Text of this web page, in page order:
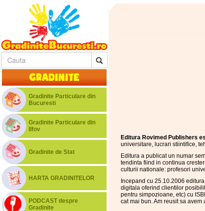
Gradinite
Gradinite Particulare din
Bucuresti
Gradinite Particulare din
Ilfov
Gradinite de Stat
HARTA GRADINITELOR
PODCAST despre
Gradinite
Editura Rovimed Publishers
universitare, lucrari stiintifice,
Editura a publicat un numar
tendinta fiind in continua
culturii nationale: profesori
Incepand cu 25.10.2006
digitala oferind clientilor
pentru simpozioane, etc) cu
cat mai bun. Am reusit sa